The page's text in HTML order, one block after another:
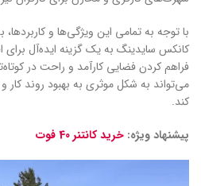
با توجه به تمامی این ویژگی‌ها و
کانکس سایدینگ به یک گزینه ایده‌آل برای
فراهم کردن فضایی کارآمد و راحت در
می‌تواند به شکل موثری به بهبود روند
کند.
پیشنهاد ویژه: خرید کانتنر 40 فوت